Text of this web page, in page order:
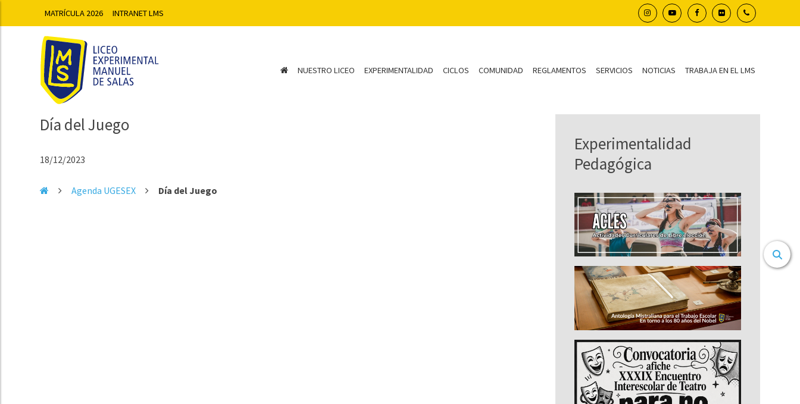
MATRÍCULA 2026 INTRANET LMS
NUESTRO LICEO EXPERIMENTALIDAD CICLOS COMUNIDAD REGLAMENTOS SERVICIOS NOTICIAS TRABAJA EN EL LMS
Día del Juego
18/12/2023
Agenda UGESEX Día del Juego
Experimentalidad
Pedagógica